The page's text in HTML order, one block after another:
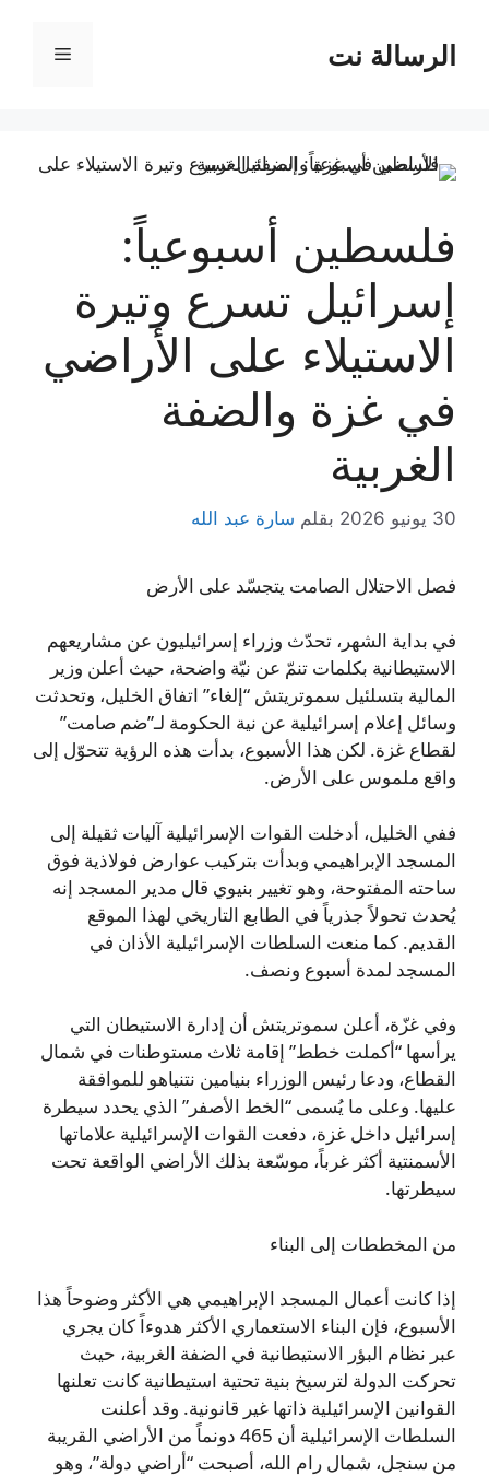
المحتوىالرسالة نت القائمة
فلسطين أسبوعياً:
إسرائيل تسرع وتيرة
الاستيلاء على الأراضي
في غزة والضفة
الغربية
30 يونيو 2026 بقلم سارة عبد الله
فصل الاحتلال الصامت يتجسّد على الأرض
في بداية الشهر، تحدّث وزراء إسرائيليون عن مشاريعهم
الاستيطانية بكلمات تنمّ عن نيّة واضحة، حيث أعلن وزير
المالية بتسلئيل سموتريتش “إلغاء” اتفاق الخليل، وتحدثت
وسائل إعلام إسرائيلية عن نية الحكومة لـ”ضم صامت”
لقطاع غزة. لكن هذا الأسبوع، بدأت هذه الرؤية تتحوّل إلى
واقع ملموس على الأرض.
ففي الخليل، أدخلت القوات الإسرائيلية آليات ثقيلة إلى
المسجد الإبراهيمي وبدأت بتركيب عوارض فولاذية فوق
ساحته المفتوحة، وهو تغيير بنيوي قال مدير المسجد إنه
يُحدث تحولاً جذرياً في الطابع التاريخي لهذا الموقع
القديم. كما منعت السلطات الإسرائيلية الأذان في
المسجد لمدة أسبوع ونصف.
وفي غزّة، أعلن سموتريتش أن إدارة الاستيطان التي
يرأسها “أكملت خطط” إقامة ثلاث مستوطنات في شمال
القطاع، ودعا رئيس الوزراء بنيامين نتنياهو للموافقة
عليها. وعلى ما يُسمى “الخط الأصفر” الذي يحدد سيطرة
إسرائيل داخل غزة، دفعت القوات الإسرائيلية علاماتها
الأسمنتية أكثر غرباً، موسّعة بذلك الأراضي الواقعة تحت
سيطرتها.
من المخططات إلى البناء
إذا كانت أعمال المسجد الإبراهيمي هي الأكثر وضوحاً هذا
الأسبوع، فإن البناء الاستعماري الأكثر هدوءاً كان يجري
عبر نظام البؤر الاستيطانية في الضفة الغربية، حيث
تحركت الدولة لترسيخ بنية تحتية استيطانية كانت تعلنها
القوانين الإسرائيلية ذاتها غير قانونية. وقد أعلنت
السلطات الإسرائيلية أن 465 دونماً من الأراضي القريبة
من سنجل، شمال رام الله، أصبحت “أراضي دولة”، وهو